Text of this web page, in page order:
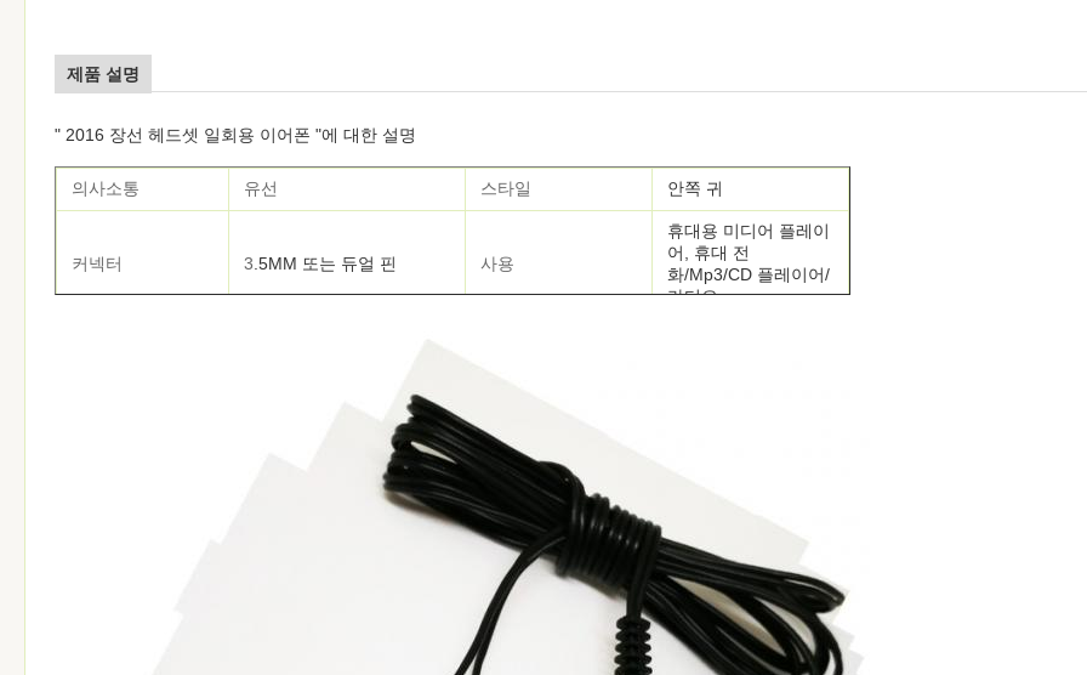
제품 설명
" 2016 장선 헤드셋 일회용 이어폰 "에 대한 설명
의사소통 유선 스타일 안쪽 귀
커넥터 3 .5MM 또는 듀얼 핀 사용
휴대용 미디어 플레이
어, 휴대 전
화/Mp3/CD 플레이어/
라디오
표면